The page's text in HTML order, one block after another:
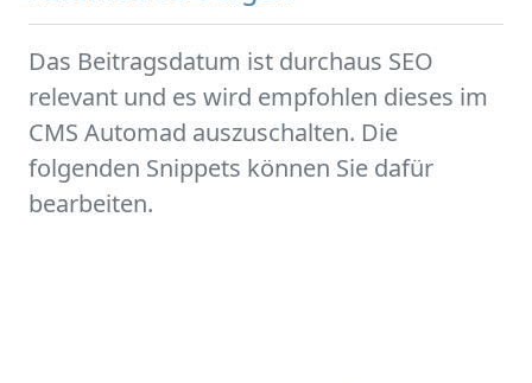
Das Beitragsdatum ist durchaus SEO
relevant und es wird empfohlen dieses im
CMS Automad auszuschalten. Die
folgenden Snippets können Sie dafür
bearbeiten.